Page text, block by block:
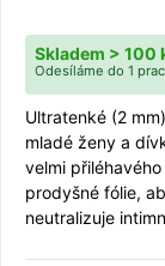
Skladem > 100
Odesíláme do 1
Ultratenké (2
mladé ženy a
velmi
prodyšné fólie,
neutralizuje